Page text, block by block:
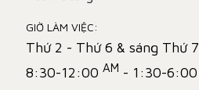
GIỜ LÀM VIỆC:
Thứ 2 - Thứ 6 & sáng Thứ 7
8:30-12:00 AM - 1:30-6:00